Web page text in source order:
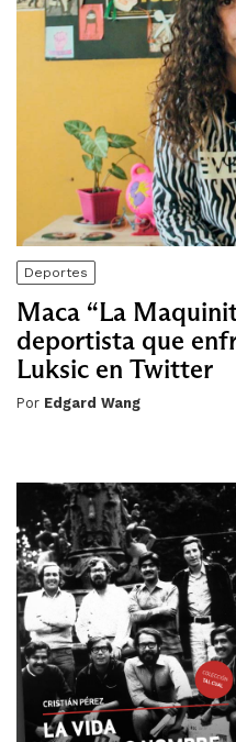
Deportes
Maca “La
deportista que
Luksic en Twitter
Por Edgard Wang